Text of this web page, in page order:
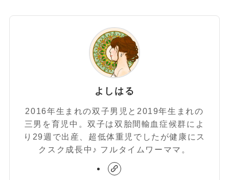
よしはる
2016年生まれの双子男児と2019年生まれの
三男を育児中。双子は双胎間輸血症候群によ
り29週で出産、超低体重児でしたが健康にス
クスク成長中♪ フルタイムワーママ。